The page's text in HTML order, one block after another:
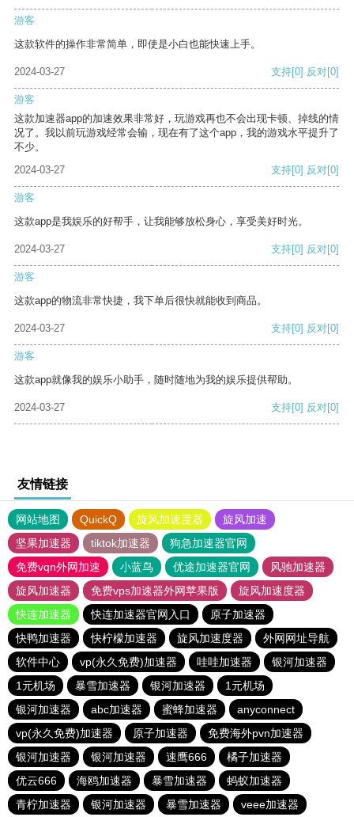
游客
这款软件的操作非常简单，即使是小白也能快速上手。
2024-03-27 支持[0] 反对[0]
游客
这款加速器app的加速效果非常好，玩游戏再也不会出现卡顿、掉线的情
况了。我以前玩游戏经常会输，现在有了这个app，我的游戏水平提升了
不少。
2024-03-27
支持[0] 反对[0]
游客
这款app是我娱乐的好帮手，让我能够放松身心，享受美好时光。
2024-03-27 支持[0] 反对[0]
游客
这款app的物流非常快捷，我下单后很快就能收到商品。
2024-03-27 支持[0] 反对[0]
游客
这款app就像我的娱乐小助手，随时随地为我的娱乐提供帮助。
2024-03-27 支持[0] 反对[0]
友情链接
网站地图 QuickQ 旋风加速度器
旋风加速
坚果加速器
tiktok加速器
狗急加速器官网
免费vqn外网加速
小蓝鸟 优途加速器官网
风驰加速器
旋风加速器
免费vps加速器外网苹果版
旋风加速度器
快连加速器
快连加速器官网入口
原子加速器
快鸭加速器
快柠檬加速器 旋风加速度器
外网网址导航
软件中心
vp(永久免费)加速器 哇哇加速器
银河加速器
1元机场
暴雪加速器 银河加速器
1元机场
银河加速器
abc加速器 蜜蜂加速器
anyconnect
vp(永久免费)加速器
原子加速器
免费海外pvn加速器
银河加速器
银河加速器 速鹰666
橘子加速器
优云666
海鸥加速器 暴雪加速器
蚂蚁加速器
青柠加速器
银河加速器 暴雪加速器 veee加速器